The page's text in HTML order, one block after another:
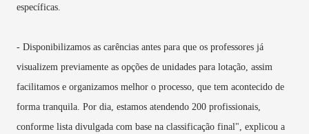
específicas.
- Disponibilizamos as carências antes para que os professores já
visualizem previamente as opções de unidades para lotação, assim
facilitamos e organizamos melhor o processo, que tem acontecido de
forma tranquila. Por dia, estamos atendendo 200 profissionais,
conforme lista divulgada com base na classificação final", explicou a